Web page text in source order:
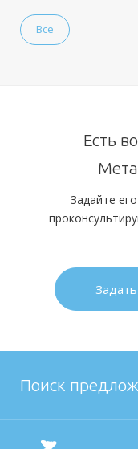
Все
Есть
Задайте
Поиск